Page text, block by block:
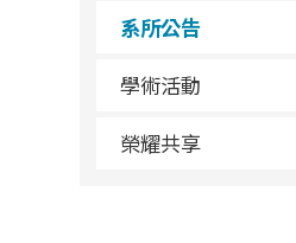
系所公告
學術活動
榮耀共享